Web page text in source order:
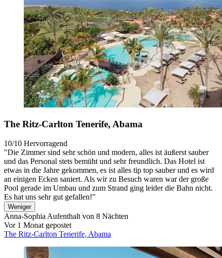
The Ritz-Carlton Tenerife, Abama
10/10 Hervorragend
"Die Zimmer sind sehr schön und modern, alles ist äußerst sauber
und das Personal stets bemüht und sehr freundlich. Das Hotel ist
etwas in die Jahre gekommen, es ist alles tip top sauber und es wird
an einigen Ecken saniert. Als wir zu Besuch waren war der große
Pool gerade im Umbau und zum Strand ging leider die Bahn nicht.
Es hat uns sehr gut gefallen!"
Weniger
Anna-Sophia Aufenthalt von 8 Nächten
Vor 1 Monat gepostet
The Ritz-Carlton Tenerife, Abama